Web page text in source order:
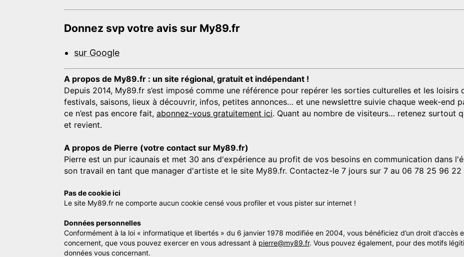
Donnez svp votre avis sur My89.fr
sur Google
A propos de My89.fr : un site régional, gratuit et indépendant !
Depuis 2014, My89.fr s’est imposé comme une référence pour repérer les sorties culturelles et les loisirs
festivals, saisons, lieux à découvrir, infos, petites annonces… et une newslettre suivie chaque week-end
ce n’est pas encore fait, abonnez-vous gratuitement ici. Quant au nombre de visiteurs… retenez surtout
et revient.
A propos de Pierre (votre contact sur My89.fr)
Pierre est un pur icaunais et met 30 ans d'expérience au profit de vos besoins en communication dans
son travail en tant que manager d'artiste et le site My89.fr. Contactez-le 7 jours sur 7 au 06 78 25 96 22
Pas de cookie ici
Le site My89.fr ne comporte aucun cookie censé vous profiler et vous pister sur internet !
Données personnelles
Conformément à la loi « informatique et libertés » du 6 janvier 1978 modifiée en 2004, vous bénéficiez d’un droit
concernent, que vous pouvez exercer en vous adressant à pierre@my89.fr. Vous pouvez également, pour des motifs
données vous concernant.